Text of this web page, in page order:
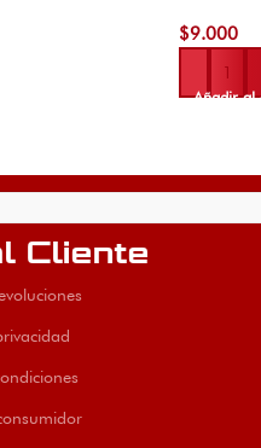
$9.000
Añadir al
Cliente